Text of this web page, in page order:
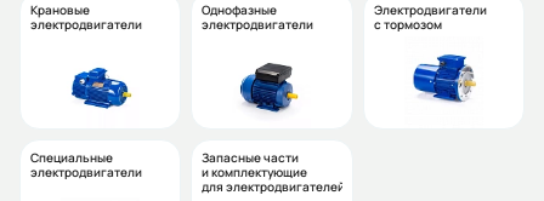
Крановые
электродвигатели
Однофазные
электродвигатели
Электродвигатели
с тормозом
Специальные
электродвигатели
Запасные части
и комплектующие
для электродвигателей